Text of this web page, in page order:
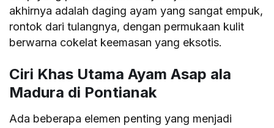
akhirnya adalah daging ayam yang sangat empuk,
rontok dari tulangnya, dengan permukaan kulit
berwarna cokelat keemasan yang eksotis.
Ciri Khas Utama Ayam Asap ala
Madura di Pontianak
Ada beberapa elemen penting yang menjadi